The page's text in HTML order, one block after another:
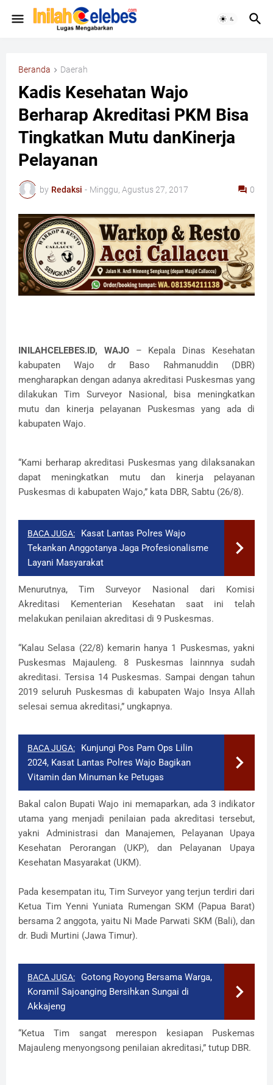
Beranda Daerah
Kadis Kesehatan Wajo
Berharap Akreditasi PKM Bisa
Tingkatkan Mutu danKinerja
Pelayanan
by Redaksi - Minggu, Agustus 27, 2017 0
INILAHCELEBES.ID, WAJO– Kepala Dinas Kesehatan
kabupaten Wajo dr Baso Rahmanuddin (DBR)
mengharapkan dengan adanya akreditasi Puskesmas yang
dilakukan Tim Surveyor Nasional, bisa meningkatkan
mutu dan kinerja pelayanan Puskesmas yang ada di
kabupaten Wajo.
“Kami berharap akreditasi Puskesmas yang dilaksanakan
dapat meningkatkan mutu dan kinerja pelayanan
Puskesmas di kabupaten Wajo,” kata DBR, Sabtu (26/8).
BACA JUGA:
Kasat Lantas Polres Wajo
Tekankan Anggotanya Jaga Profesionalisme
Layani Masyarakat
Menurutnya, Tim Surveyor Nasional dari Komisi
Akreditasi Kementerian Kesehatan saat ini telah
melakukan penilaian akreditasi di 9 Puskesmas.
“Kalau Selasa (22/8) kemarin hanya 1 Puskesmas, yakni
Puskesmas Majauleng. 8 Puskesmas lainnnya sudah
akreditasi. Tersisa 14 Puskesmas. Sampai dengan tahun
2019 seluruh Puskesmas di kabupaten Wajo Insya Allah
selesai semua akreditasi,” ungkapnya.
BACA JUGA:
Kunjungi Pos Pam Ops Lilin
2024, Kasat Lantas Polres Wajo Bagikan
Vitamin dan Minuman ke Petugas
Bakal calon Bupati Wajo ini memaparkan, ada 3 indikator
utama yang menjadi penilaian pada akreditasi tersebut,
yakni Administrasi dan Manajemen, Pelayanan Upaya
Kesehatan Perorangan (UKP), dan Pelayanan Upaya
Kesehatan Masyarakat (UKM).
Pada kesempatan itu, Tim Surveyor yang terjun terdiri dari
Ketua Tim Yenni Yuniata Rumengan SKM (Papua Barat)
bersama 2 anggota, yaitu Ni Made Parwati SKM (Bali), dan
dr. Budi Murtini (Jawa Timur).
BACA JUGA:
Gotong Royong Bersama Warga,
Koramil Sajoanging Bersihkan Sungai di
Akkajeng
“Ketua Tim sangat merespon kesiapan Puskemas
Majauleng menyongsong penilaian akreditasi,” tutup DBR.